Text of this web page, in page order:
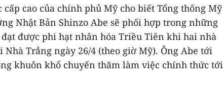
cấp cao của chính phủ Mỹ cho biết Tổng thống Mỹ
Nhật Bản Shinzo Abe sẽ phối hợp trong những
được phi hạt nhân hóa Triều Tiên khi hai nhà
Trắng ngày 26/4 (theo giờ Mỹ). Ông Abe tới
khuôn khổ chuyến thăm làm việc chính thức tới